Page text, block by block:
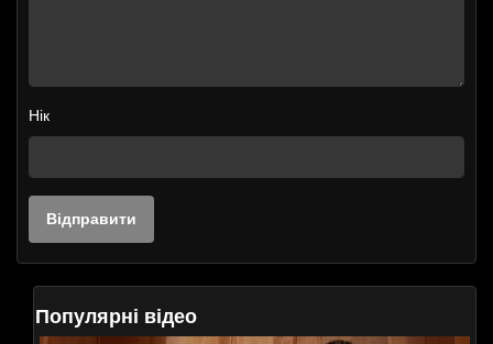
Нік
Популярні відео